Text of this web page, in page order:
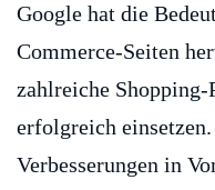
Google hat die
Commerce-Seiten
zahlreiche
erfolgreich
Verbesserungen in